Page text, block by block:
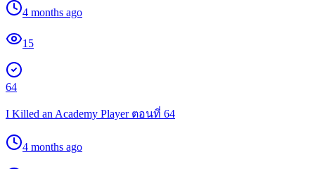
4 months ago
15
64
I Killed an Academy Player ตอนที่ 64
4 months ago